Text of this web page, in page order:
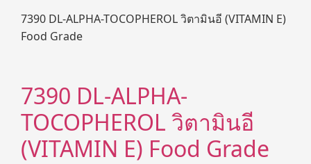
7390 DL-ALPHA-TOCOPHEROL วิตามินอี (VITAMIN E)
Food Grade
7390 DL-ALPHA-
TOCOPHEROL วิตามินอี
(VITAMIN E) Food Grade